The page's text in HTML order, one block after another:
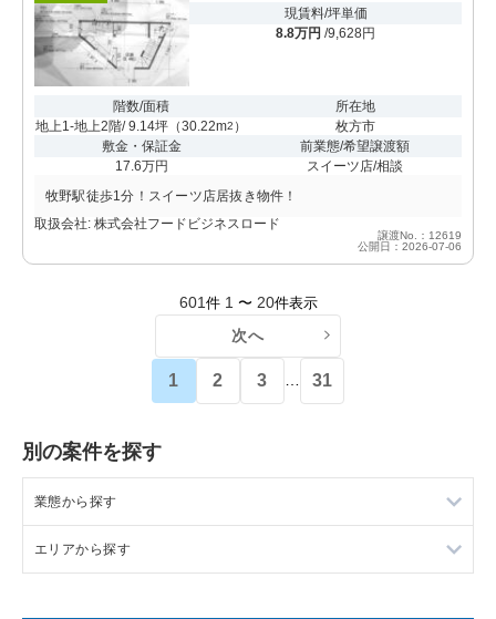
現賃料/坪単価
8.8万円 /9,628円
階数/面積
地上1-地上2階/ 9.14坪 （30.22m2 ）
所在地
枚方市
敷金・保証金
17.6万円
前業態/希望譲渡額
スイーツ店/相談
牧野駅徒歩1分！スイーツ店居抜き物件！
取扱会社: 株式会社フードビジネスロード
譲渡No.：12619
公開日：2026-07-06
601 件 1 〜 20件表示
次へ
1 2 3 … 31
別の案件を探す
業態から探す
ラーメンの居抜き売却物件の案件一覧
エリアから探す